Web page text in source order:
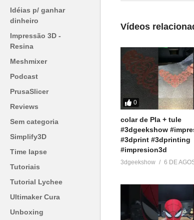
Idéias p/ ganhar
dinheiro
Impressão 3D -
Resina
Meshmixer
Podcast
PrusaSlicer
Reviews
Sem categoria
Simplify3D
Time lapse
Tutoriais
Tutorial Lychee
Ultimaker Cura
Unboxing
http://bit.ly/
Acesse:
http://
Redes sociais
▶ @3DGeekShow
Grupo no facebook
▶https://goo.gl/eXceJj
Contato:
#3DGeekShow
Vídeos
0
colar de Pla + tule
#3dgeekshow
#3dprint #3dprinting
#impresion3d
3dgeekshow 6 DE